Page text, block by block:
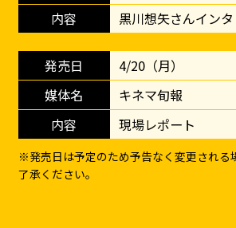
黒川想矢さんイン
4/20（月）
キネマ旬報
現場レポート
※発売日は予定のため予告なく変更される
了承ください。